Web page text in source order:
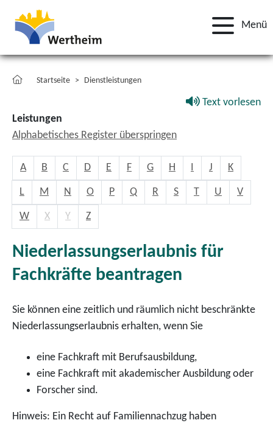
Menü
Startseite Dienstleistungen
Text vorlesen
Leistungen
Alphabetisches Register überspringen
A B C D E F G H I J K
L M N O P Q R S T U V
W X Y Z
Niederlassungserlaubnis für
Fachkräfte beantragen
Sie können eine zeitlich und räumlich nicht beschränkte
Niederlassungserlaubnis erhalten, wenn Sie
eine Fachkraft mit Berufsausbildung,
eine Fachkraft mit akademischer Ausbildung oder
Forscher sind.
Hinweis: Ein Recht auf Familiennachzug haben